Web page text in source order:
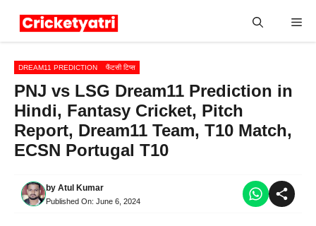
DREAM11 PREDICTION फैंटसी टिप्स
PNJ vs LSG Dream11 Prediction in
Hindi, Fantasy Cricket, Pitch
Report, Dream11 Team, T10 Match,
ECSN Portugal T10
by Atul Kumar
Published On: June 6, 2024